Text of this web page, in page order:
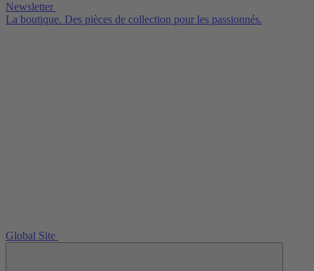
Newsletter
La boutique. Des pièces de collection pour les passionnés.
Global Site